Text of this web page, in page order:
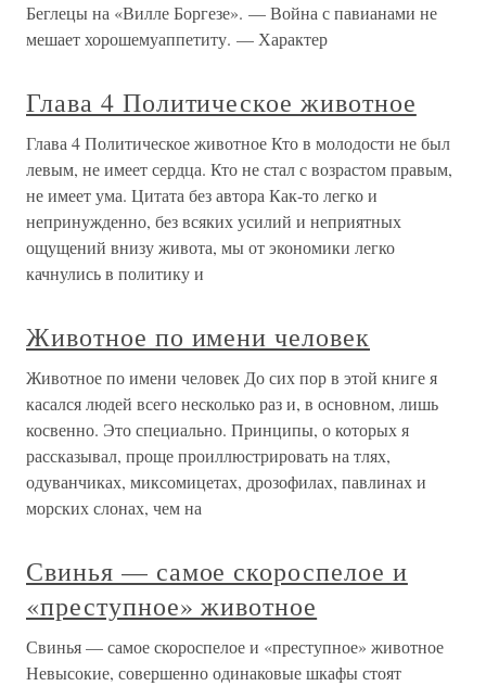
Беглецы на «Вилле Боргезе». — Война с павианами не
мешает хорошемуаппетиту. — Характер
Глава 4 Политическое животное
Глава 4 Политическое животное Кто в молодости не был
левым, не имеет сердца. Кто не стал с возрастом правым,
не имеет ума. Цитата без автора Как-то легко и
непринужденно, без всяких усилий и неприятных
ощущений внизу живота, мы от экономики легко
качнулись в политику и
Животное по имени человек
Животное по имени человек До сих пор в этой книге я
касался людей всего несколько раз и, в основном, лишь
косвенно. Это специально. Принципы, о которых я
рассказывал, проще проиллюстрировать на тлях,
одуванчиках, миксомицетах, дрозофилах, павлинах и
морских слонах, чем на
Свинья — самое скороспелое и
«преступное» животное
Свинья — самое скороспелое и «преступное» животное
Невысокие, совершенно одинаковые шкафы стоят